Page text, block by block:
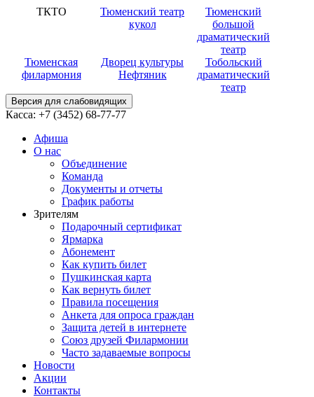
ТКТО
Тюменский театр
кукол
Тюменский
большой
драматический
театр
Тюменская
филармония
Дворец культуры
Нефтяник
Тобольский
драматический
театр
Версия для слабовидящих
Касса: +7 (3452) 68-77-77
Афиша
О нас
Объединение
Команда
Документы и отчеты
График работы
Зрителям
Подарочный сертификат
Ярмарка
Абонемент
Как купить билет
Пушкинская карта
Как вернуть билет
Правила посещения
Анкета для опроса граждан
Защита детей в интернете
Союз друзей Филармонии
Часто задаваемые вопросы
Новости
Акции
Контакты